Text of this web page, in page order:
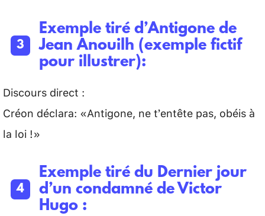
Exemple tiré d’Antigone de
Jean Anouilh (exemple fictif
pour illustrer):
Discours direct :
Créon déclara: «Antigone, ne t’entête pas, obéis à
la loi !»
Exemple tiré du Dernier jour
d’un condamné de Victor
Hugo :